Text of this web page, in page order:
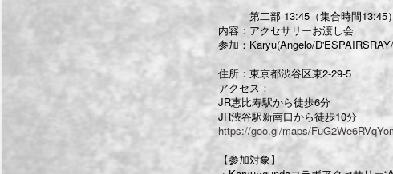
第二部 13:45（集合時間13:45）
内容：アクセサリーお渡し会
参加：Karyu(Angelo/
住所：東京都渋谷区東2-29-5
アクセス：
JR恵比寿駅から徒歩6分
JR渋谷駅新南口から徒歩10分
https://goo.gl/maps/
【参加対象】